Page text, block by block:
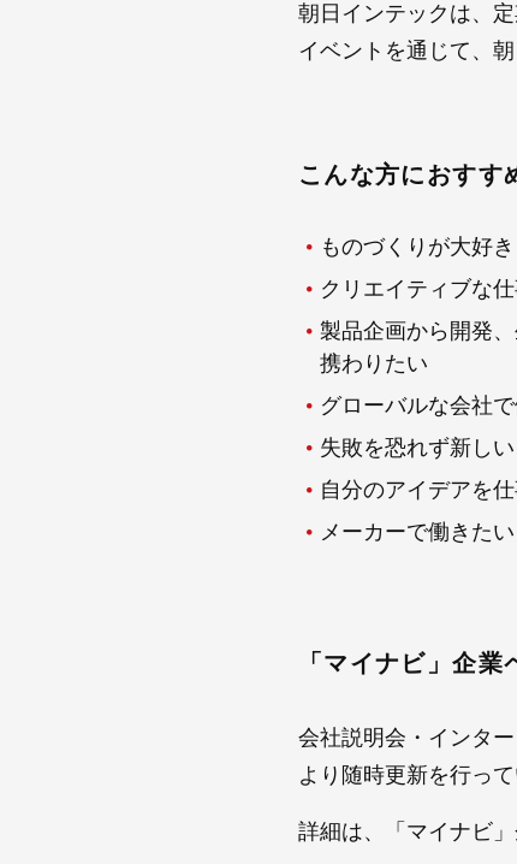
朝日インテックは、
イベントを通じて、
こんな方におすす
ものづくりが大好き
クリエイティブな
製品企画から開発
携わりたい
グローバルな会社
失敗を恐れず新し
自分のアイデアを
メーカーで働きたい
「マイナビ」企
会社説明会・インタ
より随時更新を行って
詳細は、「マイナビ